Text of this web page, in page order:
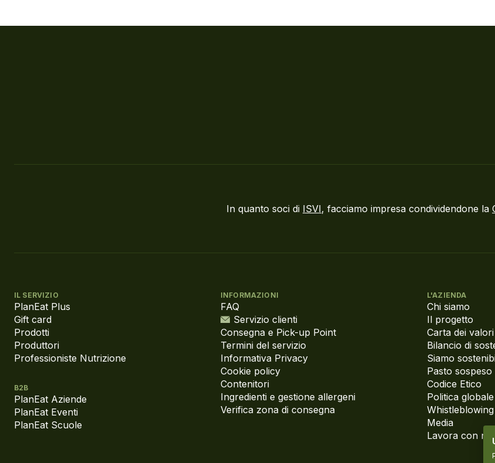
In quanto soci di ISVI, facciamo impresa condividendone la
IL SERVIZIO
PlanEat Plus
Gift card
Prodotti
Produttori
Professioniste Nutrizione
B2B
PlanEat Aziende
PlanEat Eventi
PlanEat Scuole
INFORMAZIONI
FAQ
Servizio clienti
Consegna e Pick-up Point
Termini del servizio
Informativa Privacy
Cookie policy
Contenitori
Ingredienti e gestione allergeni
Verifica zona di consegna
L'AZIENDA
Chi siamo
Il progetto
Carta dei valori
Bilancio di
Siamo
Pasto sospeso
Codice Etico
Politica globale
Whistleblowing
Media
Lavora con noi